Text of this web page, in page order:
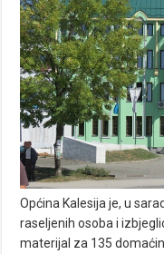
Općina Kalesija je, u
raseljenih osoba i
materijal za 135